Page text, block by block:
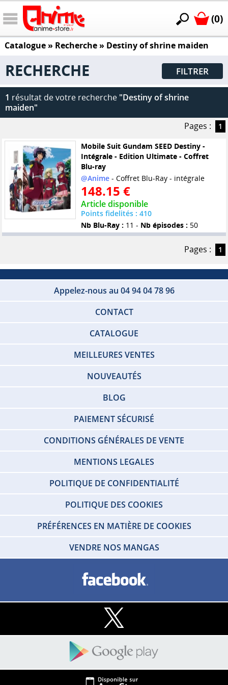
(0)
Catalogue» Recherche » Destiny of shrine maiden
RECHERCHE FILTRER
1 résultat de votre recherche "Destiny of shrine
maiden"
Pages :
1
Mobile Suit Gundam SEED Destiny -
Intégrale - Edition Ultimate - Coffret
Blu-ray
@Anime- Coffret Blu-Ray - intégrale
148.15 €
Article disponible
Points fidelités : 410
Nb Blu-Ray : 11 - Nb épisodes : 50
Pages : 1
Appelez-nous au 04 94 04 78 96
CONTACT
CATALOGUE
MEILLEURES VENTES
NOUVEAUTÉS
BLOG
PAIEMENT SÉCURISÉ
CONDITIONS GÉNÉRALES DE VENTE
MENTIONS LEGALES
POLITIQUE DE CONFIDENTIALITÉ
POLITIQUE DES COOKIES
PRÉFÉRENCES EN MATIÈRE DE COOKIES
VENDRE NOS MANGAS